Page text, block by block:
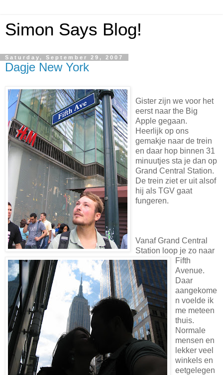
Simon Says Blog!
Saturday, September 29, 2007
Dagje New York
Gister zijn we voor het
eerst naar the Big
Apple gegaan.
Heerlijk op ons
gemakje naar de trein
en daar hop binnen 31
minuutjes sta je dan op
Grand Central Station.
De trein ziet er uit alsof
hij als TGV gaat
fungeren.
Vanaf Grand Central
Station loop je zo naar
Fifth
Avenue.
Daar
aangekome
n voelde ik
me meteen
thuis.
Normale
mensen en
lekker veel
winkels en
eetgelegen